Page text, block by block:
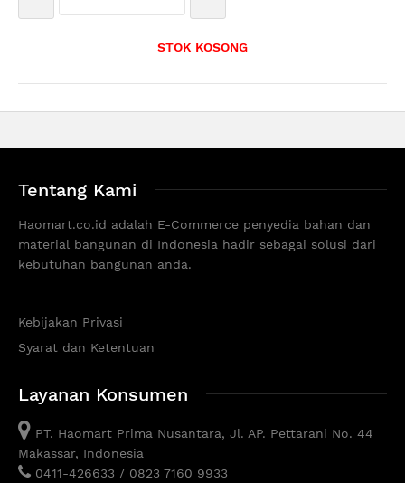
STOK KOSONG
Tentang Kami
Haomart.co.id adalah E-Commerce penyedia bahan dan
material bangunan di Indonesia hadir sebagai solusi dari
kebutuhan bangunan anda.
Kebijakan Privasi
Syarat dan Ketentuan
Layanan Konsumen
PT. Haomart Prima Nusantara, Jl. AP. Pettarani No. 44
Makassar, Indonesia
0411-426633 / 0823 7160 9933